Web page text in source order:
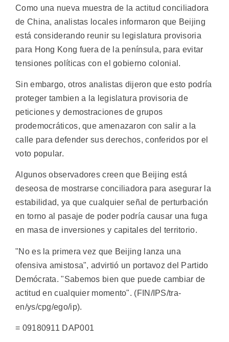
Como una nueva muestra de la actitud conciliadora
de China, analistas locales informaron que Beijing
está considerando reunir su legislatura provisoria
para Hong Kong fuera de la península, para evitar
tensiones políticas con el gobierno colonial.
Sin embargo, otros analistas dijeron que esto podría
proteger tambien a la legislatura provisoria de
peticiones y demostraciones de grupos
prodemocráticos, que amenazaron con salir a la
calle para defender sus derechos, conferidos por el
voto popular.
Algunos observadores creen que Beijing está
deseosa de mostrarse conciliadora para asegurar la
estabilidad, ya que cualquier señal de perturbación
en torno al pasaje de poder podría causar una fuga
en masa de inversiones y capitales del territorio.
"No es la primera vez que Beijing lanza una
ofensiva amistosa", advirtió un portavoz del Partido
Demócrata. "Sabemos bien que puede cambiar de
actitud en cualquier momento". (FIN/IPS/tra-
en/ys/cpg/ego/ip).
= 09180911 DAP001